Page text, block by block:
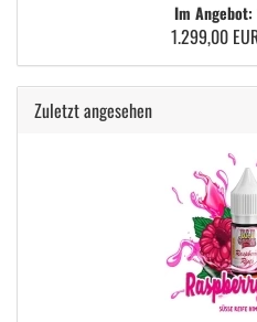
Im Angebot:
1.299,00
Zuletzt angesehen